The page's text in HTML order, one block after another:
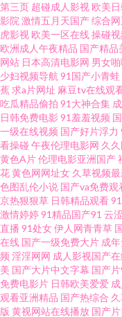
一卡 极品少妇自慰 97人人
大香蕉伊久久 91欧洲视频
荐 97福利啦 91白虎免费观
91福利小视 无码不卡视频
看 91av黑丝 日韩高清无码
丁香一区二区亚洲 久久网
人妻 青青草原综合网 国语
干天天做 老司机91福利在
先锋av 日韩私拍AV 精品视
第三页 超碰成人影视 欧美
影院 激情五月天国产综合
虎影视 欧美一区在线操碰视
欧洲成人午夜精品 国产精品
网站 日本高清电影网 男女
少妇视频导航 91国产小青蛙
蕉 求a片网址 麻豆tv在线观
吃瓜精品偷拍 91大神合集
日韩免费电影 91羞羞视频
一级在线视频 国产好片浮力
看操碰 午夜伦理电影网 久
黄色A片伦理电影亚洲国产
花黄色网网址女 久草视频
色图乱伦小说 国产va免费观
京热狠狠草 日韩精品观看
激情婷婷91精品国产91 云
直播 91处女伊人网青青草
在线 国产一级免费大片 成
频 淫淫网网 成人影视国产
美 国产大片中文字幕 国产片
免费电影片 日韩欧美爱爱
观看亚洲精品 国产热综合
版 黄视网站在线播放 国产